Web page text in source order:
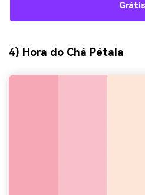
Grátis
4) Hora do Chá Pétala